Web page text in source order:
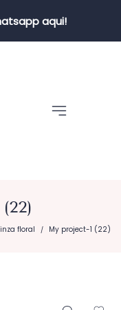
aqui!
floral / My project-1 (22)